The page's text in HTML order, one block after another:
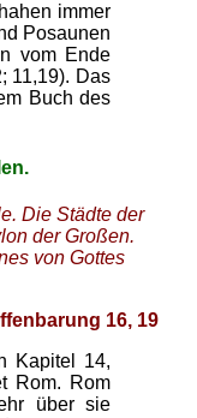
immer
Posaunen
vom Ende
11,19). Das
Buch des
Die Städte der
der Großen.
von Gottes
16, 19
Kapitel 14,
Rom. Rom
über sie